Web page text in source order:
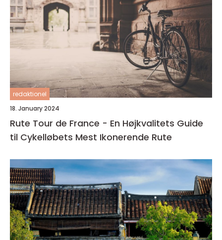
redaktionel
18. January 2024
Rute Tour de France - En Højkvalitets Guide
til Cykelløbets Mest Ikonerende Rute